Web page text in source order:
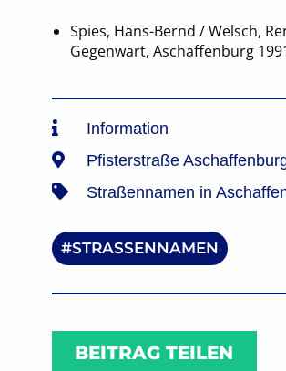
Spies, Hans-Bernd / Welsch,
Gegenwart, Aschaffenburg
Pfisterstraße
Information
Straßennamen in
STRASSENNAMEN
BEITRAG TEILEN